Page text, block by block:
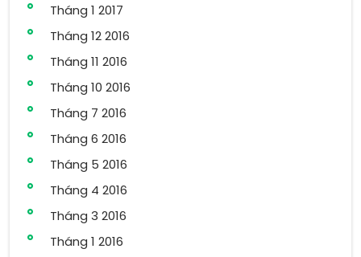
Tháng 1 2017
Tháng 12 2016
Tháng 11 2016
Tháng 10 2016
Tháng 7 2016
Tháng 6 2016
Tháng 5 2016
Tháng 4 2016
Tháng 3 2016
Tháng 1 2016